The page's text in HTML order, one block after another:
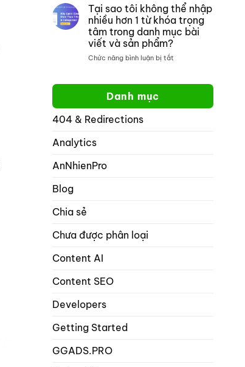
thể
soát
cách
hiển
thị
hội
sao
xếp
hạng
toán
Tại sao tôi không thể nhập
nhiều hơn 1 từ khóa trọng
tâm trong danh mục bài
viết và sản phẩm?
Chức năng bình luận bị tắt
thể
Danh mục
404 & Redirections
Analytics
AnNhienPro
Blog
Chia sẻ
Chưa được phân loại
Content AI
Content SEO
Developers
Getting Started
GGADS.PRO